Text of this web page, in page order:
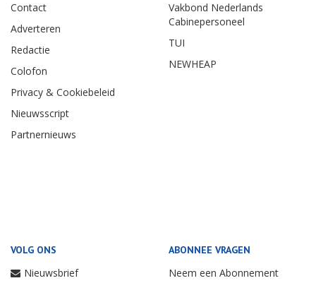
Contact
Adverteren
Redactie
Colofon
Privacy & Cookiebeleid
Nieuwsscript
Partnernieuws
Vakbond Nederlands
Cabinepersoneel
TUI
NEWHEAP
VOLG ONS
Nieuwsbrief
ABONNEE VRAGEN
Neem een Abonnement